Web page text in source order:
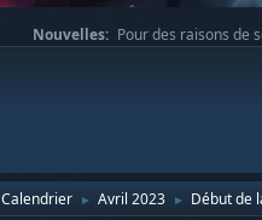
Nouvelles: Pour des raisons de
Calendrier ► Avril 2023 ► Début de